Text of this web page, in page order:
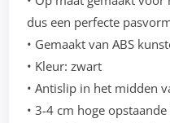
dus een perfecte
• Gemaakt van ABS
• Kleur: zwart
• Antislip in het midden
• 3-4 cm hoge